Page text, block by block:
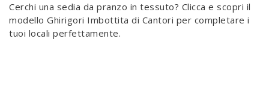
Cerchi una sedia da pranzo in tessuto? Clicca e scopri il
modello Ghirigori Imbottita di Cantori per completare i
tuoi locali perfettamente.